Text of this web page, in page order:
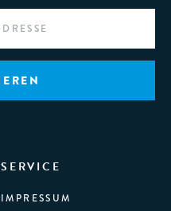
SERVICE
IMPRESSUM